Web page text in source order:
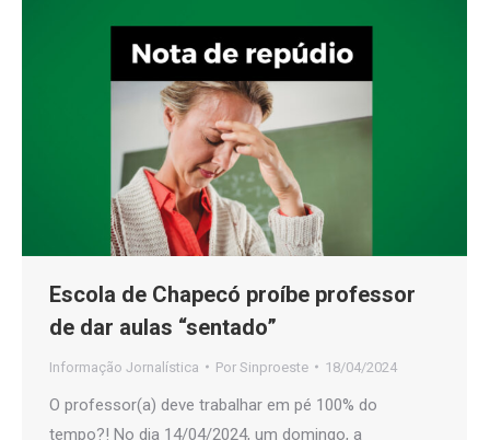
Escola de Chapecó proíbe professor
de dar aulas “sentado”
Informação Jornalística Por Sinproeste 18/04/2024
O professor(a) deve trabalhar em pé 100% do
tempo?! No dia 14/04/2024, um domingo, a